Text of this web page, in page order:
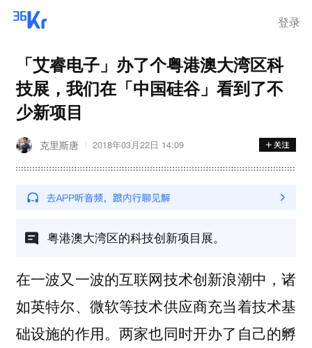
登录
「艾睿电子」办了个粤港澳大湾区科
技展，我们在「中国硅谷」看到了不
少新项目
克里斯唐 2018年03月22日 14:09
粤港澳大湾区的科技创新项目展。
在一波又一波的互联网技术创新浪潮中，诸
如英特尔、微软等技术供应商充当着技术基
础设施的作用。两家也同时开办了自己的孵